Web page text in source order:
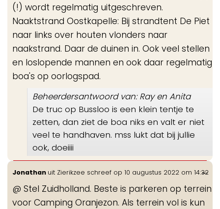
(!) wordt regelmatig uitgeschreven.
Naaktstrand Oostkapelle: Bij strandtent De Piet
naar links over houten vlonders naar
naakstrand. Daar de duinen in. Ook veel stellen
en loslopende mannen en ook daar regelmatig
boa's op oorlogspad.
Beheerdersantwoord van: Ray en Anita
De truc op Bussloo is een klein tentje te
zetten, dan ziet de boa niks en valt er niet
veel te handhaven. mss lukt dat bij jullie
ook, doeiiii
Jonathan uit Zierikzee schreef op 10 augustus 2022 om 14:32
@ Stel Zuidholland. Beste is parkeren op terrein
voor Camping Oranjezon. Als terrein vol is kun
...